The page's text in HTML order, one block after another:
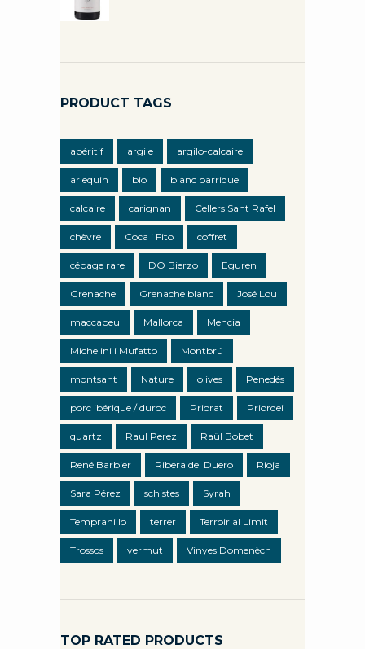
PRODUCT TAGS
apéritif argile argilo-calcaire
arlequin bio blanc barrique
calcaire carignan Cellers Sant Rafel
chèvre Coca i Fito coffret
cépage rare DO Bierzo Eguren
Grenache Grenache blanc José Lou
maccabeu Mallorca Mencia
Michelini i Mufatto Montbrú
montsant Nature olives Penedés
porc ibérique / duroc Priorat Priordei
quartz Raul Perez Raül Bobet
René Barbier Ribera del Duero Rioja
Sara Pérez schistes Syrah
Tempranillo terrer Terroir al Limit
Trossos vermut Vinyes Domenèch
TOP RATED PRODUCTS